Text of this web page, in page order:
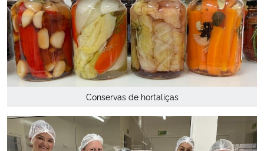
Conservas de hortaliças